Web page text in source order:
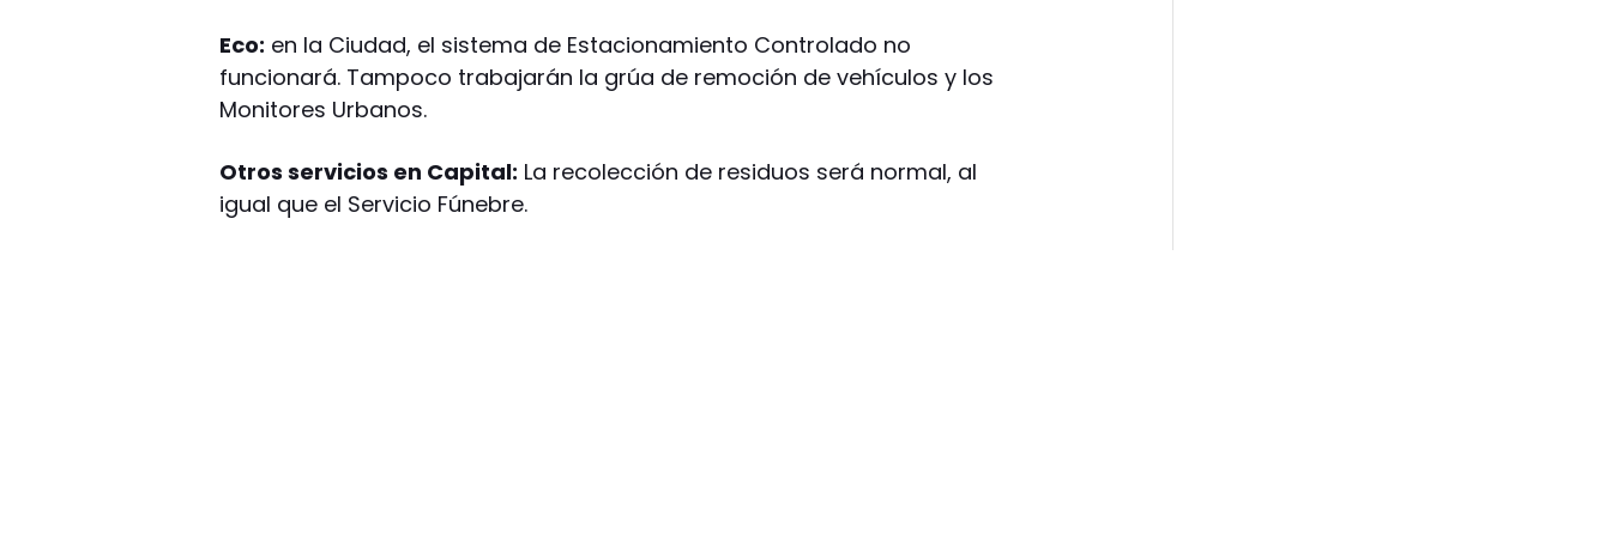
Eco: en la Ciudad, el sistema de Estacionamiento Controlado no
funcionará. Tampoco trabajarán la grúa de remoción de vehículos y los
Monitores Urbanos.
Otros servicios en Capital: La recolección de residuos será normal, al
igual que el Servicio Fúnebre.